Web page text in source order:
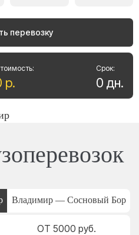
перевозку
р.
Срок:
0 дн.
Владимир — Сосновый Бор
ОТ 5000 руб.